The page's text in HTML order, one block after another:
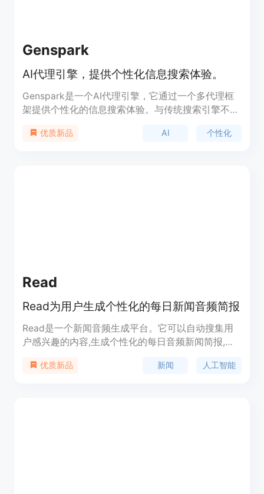
Genspark
AI代理引擎，提供个性化信息搜索体验。
Genspark是一个AI代理引擎，它通过一个多代理框
架提供个性化的信息搜索体验。与传统搜索引擎不
Sparkpages页面，直接满足用户的查询需求，从多
优质新品 AI 个性化
Read
Read为用户生成个性化的每日新闻音频简报
Read是一个新闻音频生成平台。它可以自动搜集用
户感兴趣的内容,生成个性化的每日音频新闻简报,帮
的自然语音功能,支持邮件订阅,提供个性化推荐,功能
优质新品 新闻 人工智能